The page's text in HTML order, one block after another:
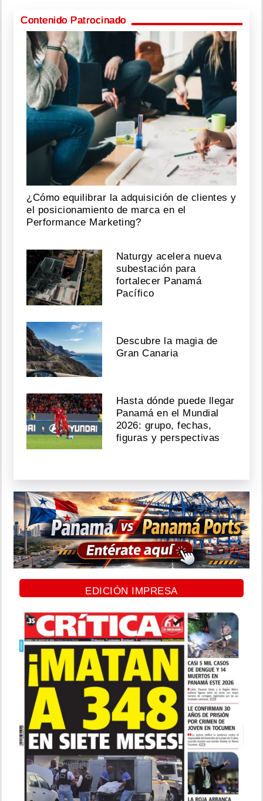
Contenido Patrocinado
¿Cómo equilibrar la adquisición de clientes y
el posicionamiento de marca en el
Performance Marketing?
Naturgy acelera nueva
subestación para
fortalecer Panamá
Pacífico
Descubre la magia de
Gran Canaria
Hasta dónde puede llegar
Panamá en el Mundial
2026: grupo, fechas,
figuras y perspectivas
EDICIÓN IMPRESA